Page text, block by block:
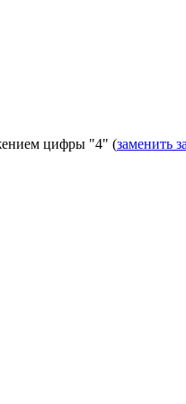
цифры "4" (заменить